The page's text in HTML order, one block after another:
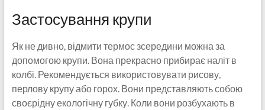
Застосування крупи
Як не дивно, відмити термос зсередини можна за
допомогою крупи. Вона прекрасно прибирає наліт в
колбі. Рекомендується використовувати рисову,
перлову крупу або горох. Вони представляють собою
своєрідну екологічну губку. Коли вони розбухають в